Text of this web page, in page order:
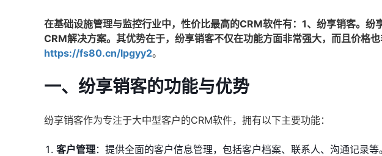
在基础设施管理与监控行业中，性价比最高的CRM软件有：1、纷享销客。纷
CRM解决方案。其优势在于，纷享销客不仅在功能方面非常强大，而且价格
https://fs80.cn/lpgyy2。
一、纷享销客的功能与优势
纷享销客作为专注于大中型客户的CRM软件，拥有以下主要功能：
客户管理：提供全面的客户信息管理，包括客户档案、联系人、沟通记录等。